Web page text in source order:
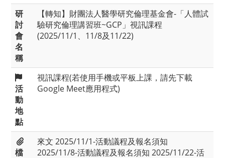
研
討
會
名
稱
【轉知】財團法人醫學研究倫理基金會-「人體試
驗研究倫理講習班~GCP」視訊課程
(2025/11/1、11/8及11/22)
活
動
地
點
視訊課程(若使用手機或平板上課，請先下載
Google Meet應用程式)
檔
來文 2025/11/1-活動議程及報名須知
2025/11/8-活動議程及報名須知 2025/11/22-活